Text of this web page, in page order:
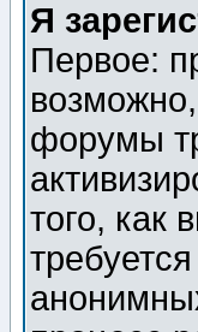
Я
Первое:
форумы
того, как